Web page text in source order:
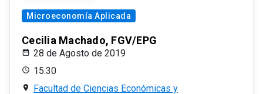
Microeconomía Aplicada
Cecilia Machado, FGV/EPG
28 de Agosto de 2019
15:30
Facultad de Ciencias Económicas y